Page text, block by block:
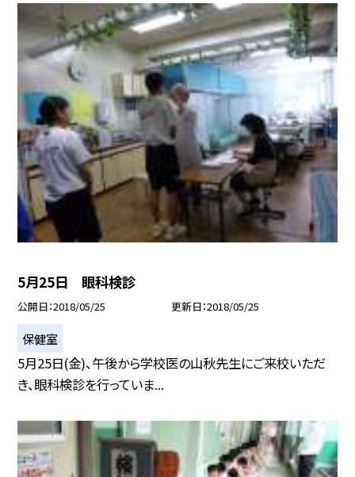
5月25日 眼科検診
公開日 2018/05/25 更新日 2018/05/25
保健室
5月25日(金)、午後から学校医の山秋先生にご来校いただ
き、眼科検診を行っていま...